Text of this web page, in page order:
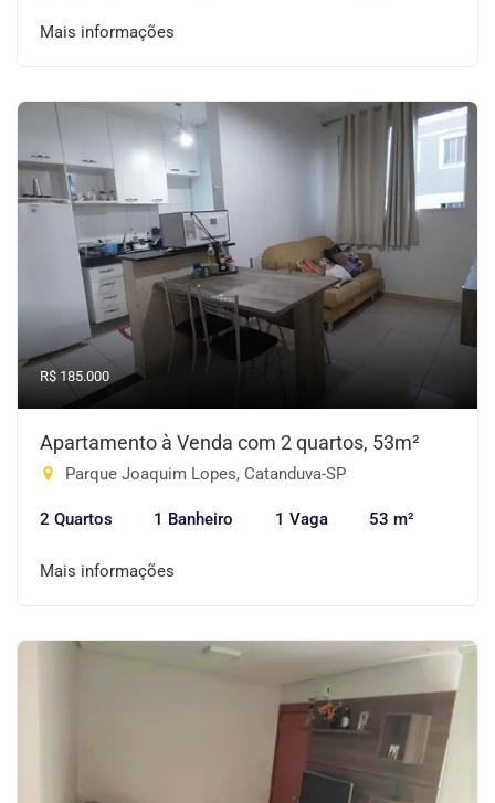
Mais informações
R$ 185.000
Apartamento à Venda com 2 quartos, 53m²
Parque Joaquim Lopes, Catanduva-SP
2 Quartos 1 Banheiro 1 Vaga 53 m²
Mais informações